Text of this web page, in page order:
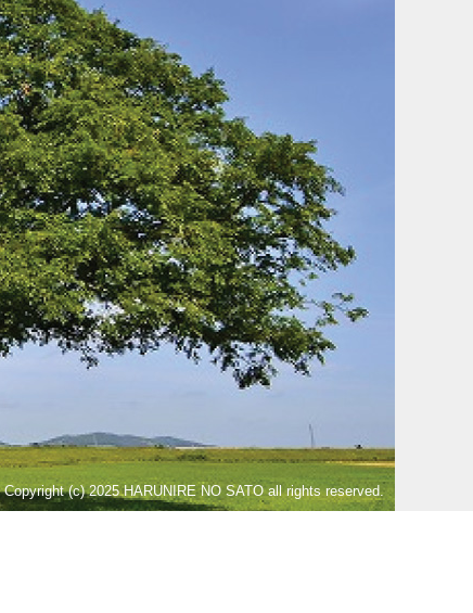
Copyright (c) 2025 HARUNIRE NO SATO all rights reserved.